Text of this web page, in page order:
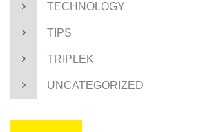
TECHNOLOGY
TIPS
TRIPLEK
UNCATEGORIZED